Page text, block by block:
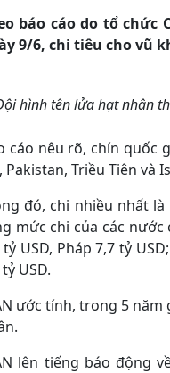
báo cáo do tổ chức
9/6, chi tiêu cho vũ
hình tên lửa hạt nhân
cáo nêu rõ, chín quốc
Pakistan, Triều Tiên và
đó, chi nhiều nhất là
mức chi của các nước
tỷ USD, Pháp 7,7 tỷ
USD.
ước tính, trong 5 năm
lên tiếng báo động